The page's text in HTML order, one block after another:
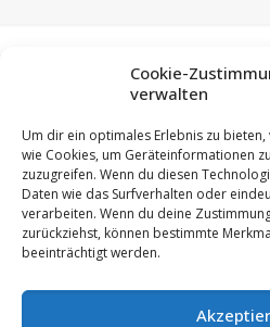
Cookie-
verwalten
Um dir ein optimales Erlebnis zu
wie Cookies, um Geräteinformationen
zuzugreifen. Wenn du diesen
Daten wie das Surfverhalten oder
verarbeiten. Wenn du deine
zurückziehst, können bestimmte
beeinträchtigt werden.